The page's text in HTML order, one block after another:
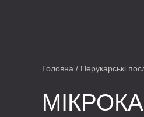
Головна / Перукарські